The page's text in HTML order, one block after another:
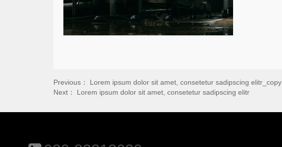
Previous： Lorem ipsum dolor sit amet, consetetur sadipscing elitr_copy
Next： Lorem ipsum dolor sit amet, consetetur sadipscing elitr